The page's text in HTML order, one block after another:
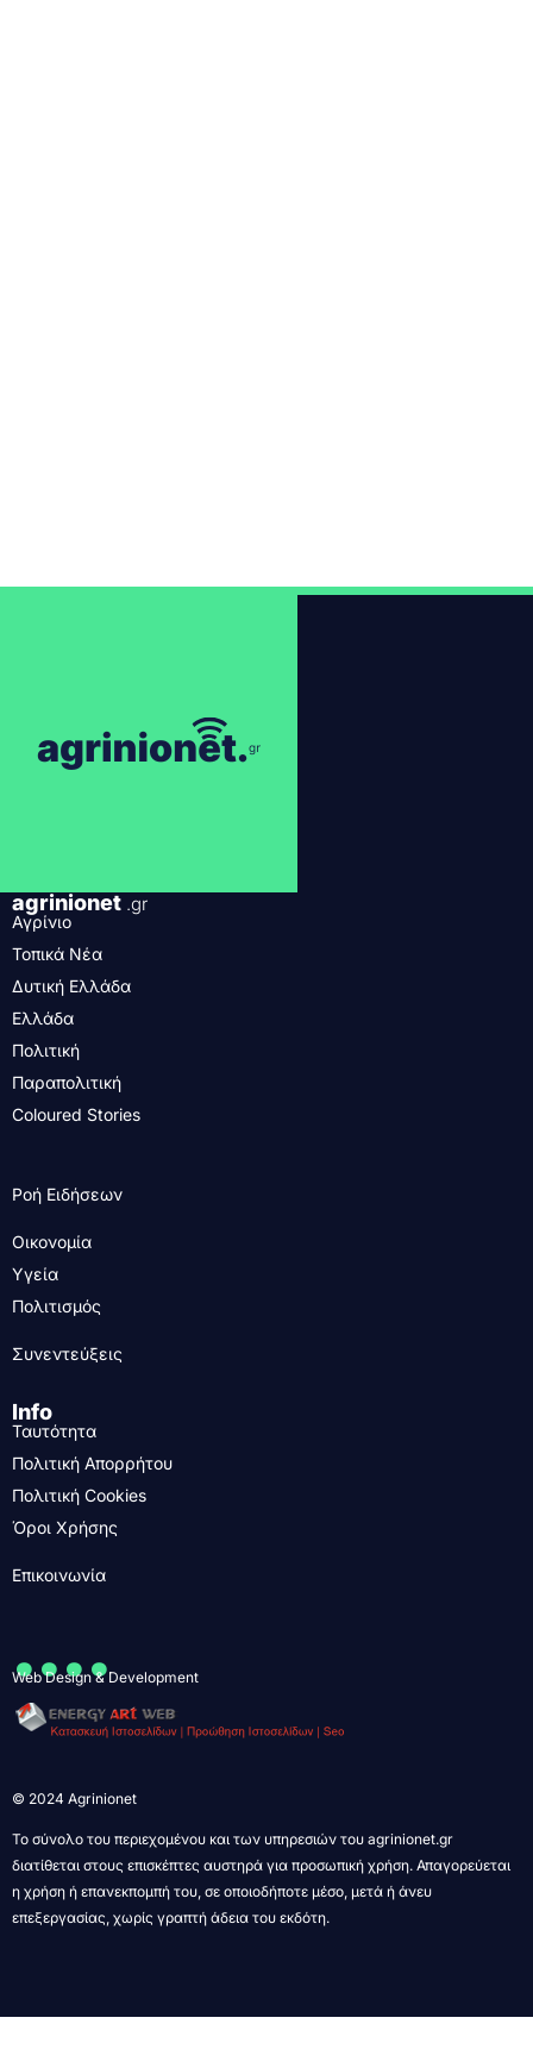
agrinionet .gr
Αγρίνιο
Τοπικά Νέα
Δυτική Ελλάδα
Ελλάδα
Πολιτική
Παραπολιτική
Coloured Stories
Ροή Ειδήσεων
Οικονομία
Υγεία
Πολιτισμός
Συνεντεύξεις
Info
Ταυτότητα
Πολιτική Απορρήτου
Πολιτική Cookies
Όροι Χρήσης
Επικοινωνία
....
Web Design & Development
© 2024 Agrinionet
Το σύνολο του περιεχομένου και των υπηρεσιών του agrinionet.gr
διατίθεται στους επισκέπτες αυστηρά για προσωπική χρήση. Απαγορεύεται
η χρήση ή επανεκπομπή του, σε οποιοδήποτε μέσο, μετά ή άνευ
επεξεργασίας, χωρίς γραπτή άδεια του εκδότη.